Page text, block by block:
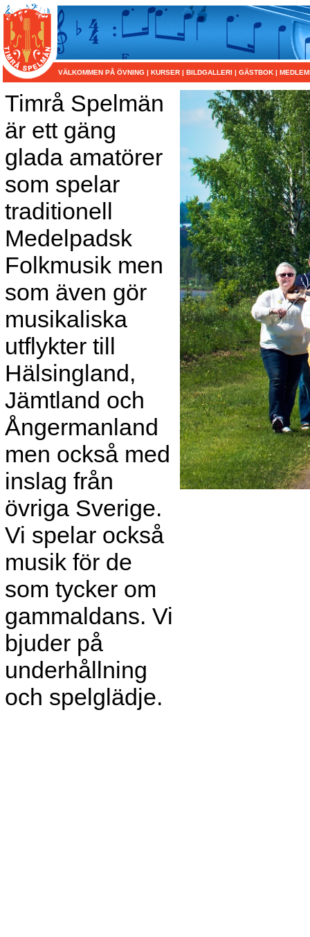
VÄLKOMMEN PÅ ÖVNING | KURSER | BILDGALLERI | GÄSTBOK |
Timrå Spelmän
är ett gäng
glada amatörer
som spelar
traditionell
Medelpadsk
Folkmusik men
som även gör
musikaliska
utflykter till
Hälsingland,
Jämtland och
Ångermanland
men också med
inslag från
övriga Sverige.
Vi spelar också
musik för de
som tycker om
gammaldans. Vi
bjuder på
underhållning
och spelglädje.